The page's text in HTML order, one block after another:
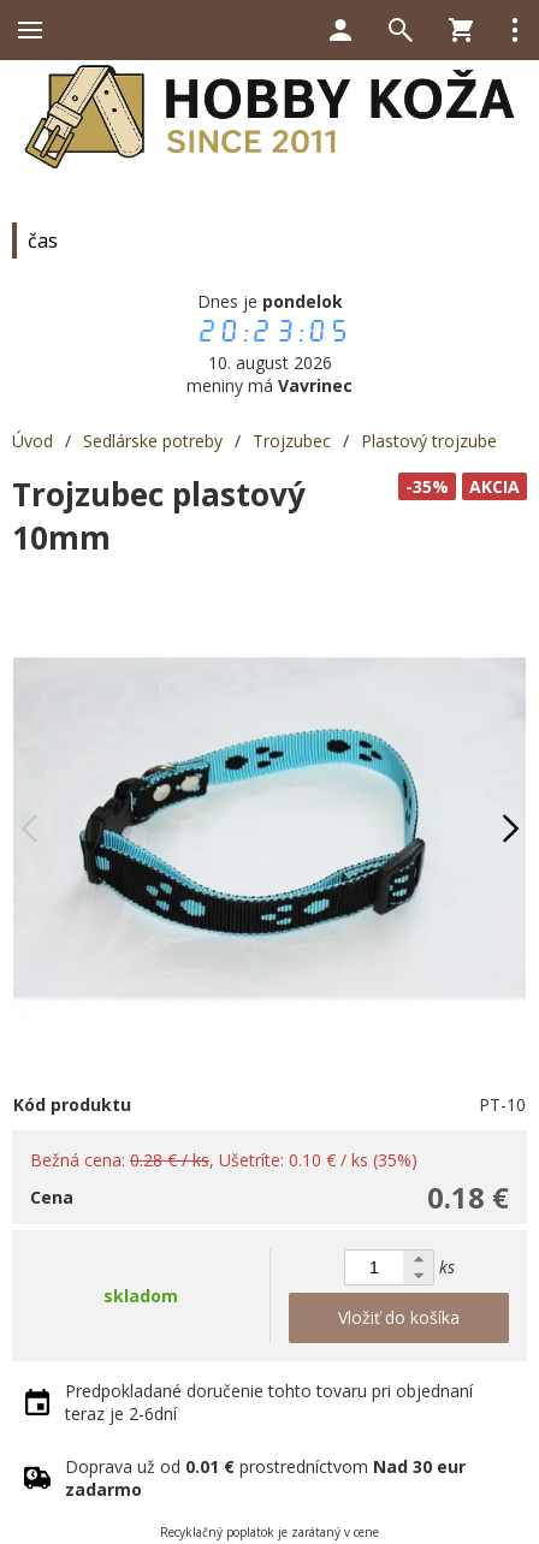
čas
Dnes je pondelok
20:23:05
10. august 2026
meniny má Vavrinec
Úvod / Sedlárske potreby / Trojzubec / Plastový trojzube
AKCIA
-35%
Trojzubec plastový
10mm
Kód produktu PT-10
Bežná cena: 0.28 € / ks, Ušetríte: 0.10 € / ks (35%)
0.18 €
Cena
skladom
ks
Vložiť do košíka
Predpokladané doručenie tohto tovaru pri objednaní
teraz je 2-6dní
Doprava už od 0.01 € prostredníctvom Nad 30 eur
zadarmo
Recyklačný poplatok je zarátaný v cene